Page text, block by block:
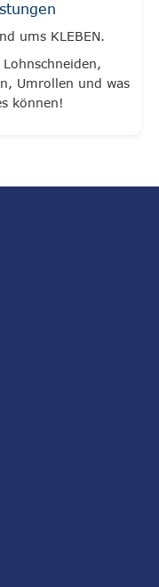
ums KLEBEN.
Umrollen und was
können!